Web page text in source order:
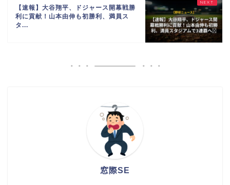
【速報】大谷翔平、ドジャース開幕戦勝
利に貢献！山本由伸も初勝利、満員ス
タ...
窓際SE